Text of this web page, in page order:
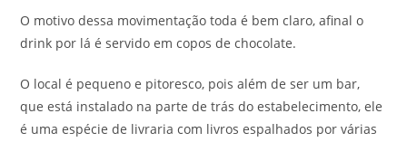
O motivo dessa movimentação toda é bem claro, afinal o
drink por lá é servido em copos de chocolate.
O local é pequeno e pitoresco, pois além de ser um bar,
que está instalado na parte de trás do estabelecimento, ele
é uma espécie de livraria com livros espalhados por várias